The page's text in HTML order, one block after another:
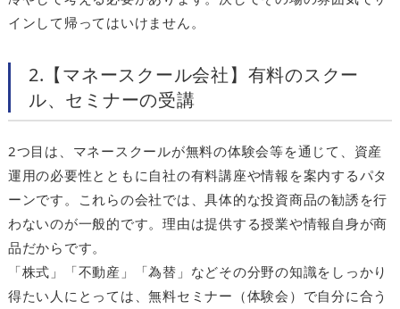
インして帰ってはいけません。
2.【マネースクール会社】有料のスクー
ル、セミナーの受講
2つ目は、マネースクールが無料の体験会等を通じて、資産
運用の必要性とともに自社の有料講座や情報を案内するパタ
ーンです。これらの会社では、具体的な投資商品の勧誘を行
わないのが一般的です。理由は提供する授業や情報自身が商
品だからです。
「株式」「不動産」「為替」などその分野の知識をしっかり
得たい人にとっては、無料セミナー（体験会）で自分に合う